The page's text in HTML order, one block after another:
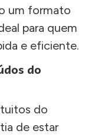
um formato
para quem
e eficiente.
do
do
de estar